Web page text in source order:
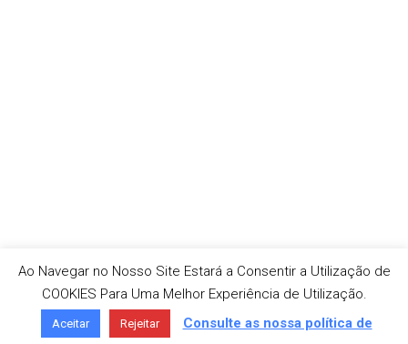
Ao Navegar no Nosso Site Estará a Consentir a Utilização de
COOKIES Para Uma Melhor Experiência de Utilização.
Aceitar Rejeitar
Consulte as nossa política de